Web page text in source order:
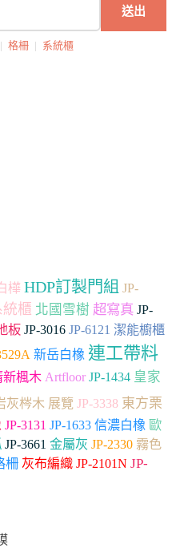
送出
| 格柵 | 系統櫃
樺 HDP訂製門組 JP-
統櫃 北國雪樹 超寫真 JP-
板 JP-3016 JP-6121 潔能櫥櫃
新岳白橡 連工帶料
新楓木 Artfloor JP-1434 皇家
灰梣木 展覽 JP-3338 東方栗
JP-3131 JP-1633 信濃白橡 歐
JP-3661 金屬灰 JP-2330 霧色
柵 灰布編織 JP-2101N JP-